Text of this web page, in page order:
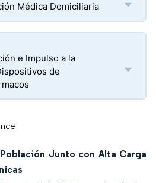
Médica Domiciliaria
e Impulso a la
de
Junto con Alta Carga